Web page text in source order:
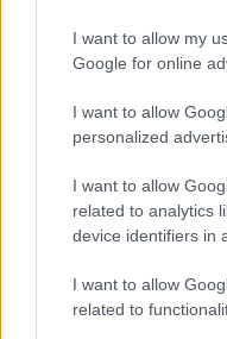
I want to allow my
Google for online
I want to allow
personalized
I want to allow
related to analytics
device identifiers in
I want to allow
related to
Éjszakai
Air Wolf
A héten a
lehetőségeiről ismert
sportrepülőtéren
fedőnevű, főként
gyakorlatát az MH86